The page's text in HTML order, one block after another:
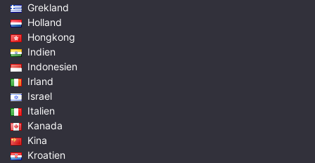
Grekland
Holland
Hongkong
Indien
Indonesien
Irland
Israel
Italien
Kanada
Kina
Kroatien